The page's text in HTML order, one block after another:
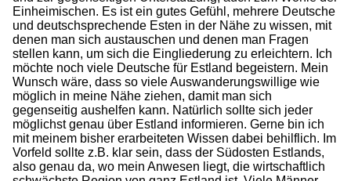
Einheimischen. Es ist ein gutes Gefühl, mehrere Deutsche
und deutschsprechende Esten in der Nähe zu wissen, mit
denen man sich austauschen und denen man Fragen
stellen kann, um sich die Eingliederung zu erleichtern. Ich
möchte noch viele Deutsche für Estland begeistern. Mein
Wunsch wäre, dass so viele Auswanderungswillige wie
möglich in meine Nähe ziehen, damit man sich
gegenseitig aushelfen kann. Natürlich sollte sich jeder
möglichst genau über Estland informieren. Gerne bin ich
mit meinem bisher erarbeiteten Wissen dabei behilflich. Im
Vorfeld sollte z.B. klar sein, dass der Südosten Estlands,
also genau da, wo mein Anwesen liegt, die wirtschaftlich